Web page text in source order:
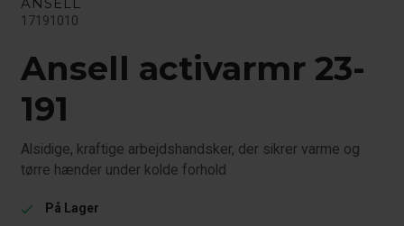
17191010
Ansell activarmr 23-
191
Alsidige, kraftige arbejdshandsker, der sikrer varme og
tørre hænder under kolde forhold
check På Lager